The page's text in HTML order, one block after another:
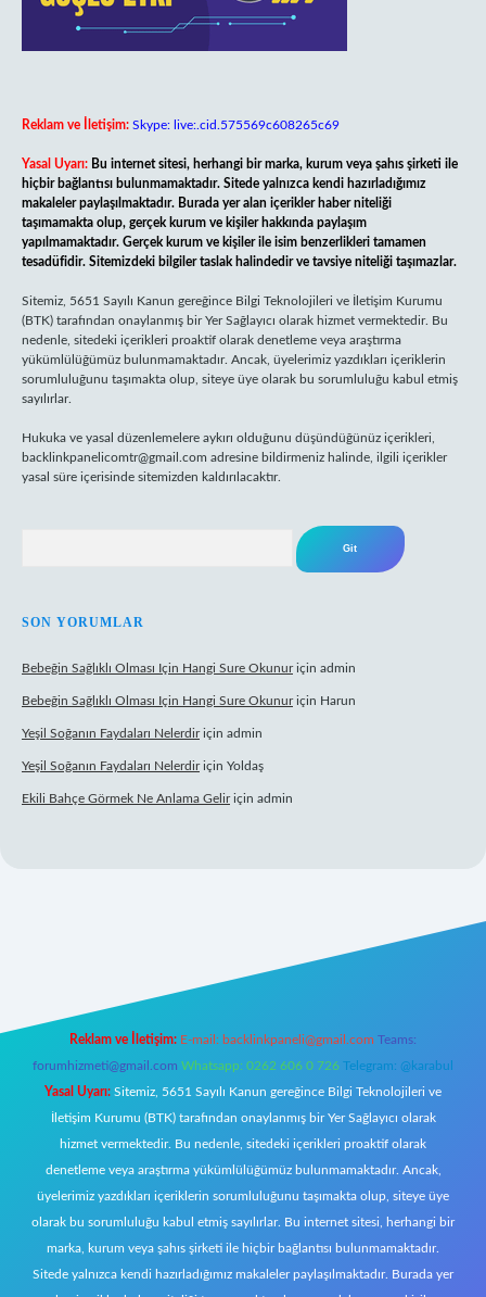
Reklam ve İletişim: Skype: live:.cid.575569c608265c69
Yasal Uyarı: Bu internet sitesi, herhangi bir marka, kurum veya şahıs şirketi ile
hiçbir bağlantısı bulunmamaktadır. Sitede yalnızca kendi hazırladığımız
makaleler paylaşılmaktadır. Burada yer alan içerikler haber niteliği
taşımamakta olup, gerçek kurum ve kişiler hakkında paylaşım
yapılmamaktadır. Gerçek kurum ve kişiler ile isim benzerlikleri tamamen
tesadüfidir. Sitemizdeki bilgiler taslak halindedir ve tavsiye niteliği taşımazlar.
Sitemiz, 5651 Sayılı Kanun gereğince Bilgi Teknolojileri ve İletişim Kurumu
(BTK) tarafından onaylanmış bir Yer Sağlayıcı olarak hizmet vermektedir. Bu
nedenle, sitedeki içerikleri proaktif olarak denetleme veya araştırma
yükümlülüğümüz bulunmamaktadır. Ancak, üyelerimiz yazdıkları içeriklerin
sorumluluğunu taşımakta olup, siteye üye olarak bu sorumluluğu kabul etmiş
sayılırlar.
Hukuka ve yasal düzenlemelere aykırı olduğunu düşündüğünüz içerikleri,
backlinkpanelicomtr@gmail.com adresine bildirmeniz halinde, ilgili içerikler
yasal süre içerisinde sitemizden kaldırılacaktır.
SON YORUMLAR
Bebeğin Sağlıklı Olması Için Hangi Sure Okunuriçin admin
Bebeğin Sağlıklı Olması Için Hangi Sure Okunuriçin Harun
Yeşil Soğanın Faydaları Nelerdiriçin admin
Yeşil Soğanın Faydaları Nelerdiriçin Yoldaş
Ekili Bahçe Görmek Ne Anlama Geliriçin admin
Reklam ve İletişim: E-mail: backlinkpaneli@gmail.com Teams:
forumhizmeti@gmail.com Whatsapp: 0262 606 0 726 Telegram: @karabul
Yasal Uyarı: Sitemiz, 5651 Sayılı Kanun gereğince Bilgi Teknolojileri ve
İletişim Kurumu (BTK) tarafından onaylanmış bir Yer Sağlayıcı olarak
hizmet vermektedir. Bu nedenle, sitedeki içerikleri proaktif olarak
denetleme veya araştırma yükümlülüğümüz bulunmamaktadır. Ancak,
üyelerimiz yazdıkları içeriklerin sorumluluğunu taşımakta olup, siteye üye
olarak bu sorumluluğu kabul etmiş sayılırlar. Bu internet sitesi, herhangi bir
marka, kurum veya şahıs şirketi ile hiçbir bağlantısı bulunmamaktadır.
Sitede yalnızca kendi hazırladığımız makaleler paylaşılmaktadır. Burada yer